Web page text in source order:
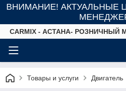
ВНИМАНИЕ! АКТУАЛЬНЫЕ
СARMIX - АСТАНА- РОЗНИЧНЫЙ
Товары и услуги Двигатель